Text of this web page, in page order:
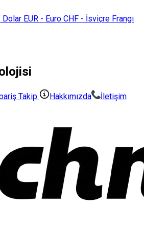
Dolar EUR - Euro CHF - İsviçre Frangı
Takip Hakkımızda İletişim